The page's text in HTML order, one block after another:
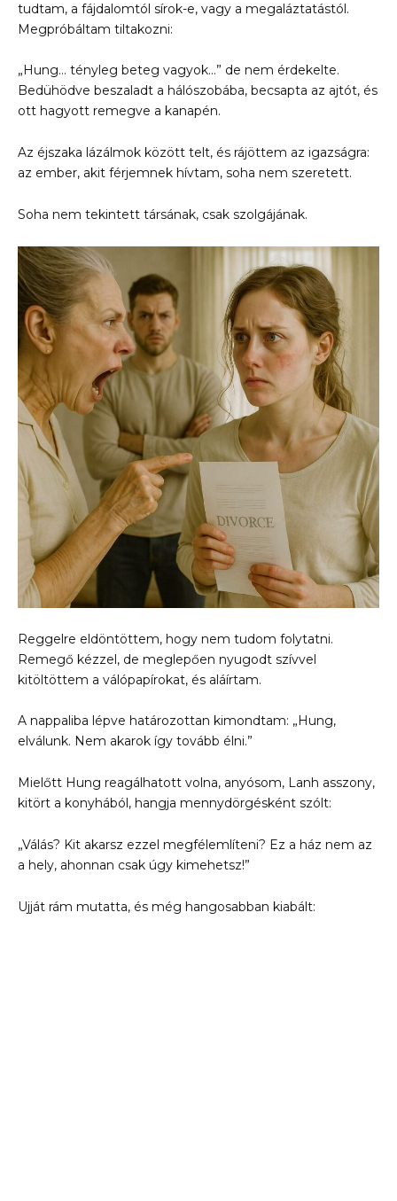
tudtam, a fájdalomtól sírok-e, vagy a megaláztatástól.
Megpróbáltam tiltakozni:
„Hung… tényleg beteg vagyok…” de nem érdekelte.
Bedühödve beszaladt a hálószobába, becsapta az ajtót, és
ott hagyott remegve a kanapén.
Az éjszaka lázálmok között telt, és rájöttem az igazságra:
az ember, akit férjemnek hívtam, soha nem szeretett.
Soha nem tekintett társának, csak szolgájának.
Reggelre eldöntöttem, hogy nem tudom folytatni.
Remegő kézzel, de meglepően nyugodt szívvel
kitöltöttem a válópapírokat, és aláírtam.
A nappaliba lépve határozottan kimondtam: „Hung,
elválunk. Nem akarok így tovább élni.”
Mielőtt Hung reagálhatott volna, anyósom, Lanh asszony,
kitört a konyhából, hangja mennydörgésként szólt:
„Válás? Kit akarsz ezzel megfélemlíteni? Ez a ház nem az
a hely, ahonnan csak úgy kimehetsz!”
Ujját rám mutatta, és még hangosabban kiabált: